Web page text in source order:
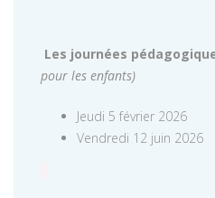
Les journées
pour les enfants)
Jeudi 5 février 2026
Vendredi 12 juin 2026